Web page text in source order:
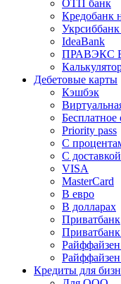
ОТП банк
Кредобанк
Укрсиббанк
IdeaBank
ПРАВЭКС
Дебетовые карты
Кэшбэк
Priority pass
С
С доставкой
VISA
MasterCard
В евро
В долларах
Приватбанк
Кредиты для